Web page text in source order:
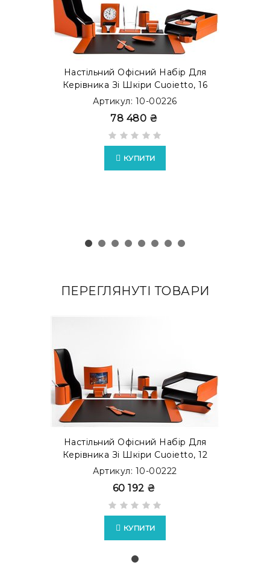
Настільний Офісний Набір Для
Керівника Зі Шкіри Cuoietto, 16
Предметів, Бювар, Помаранчевий/
Артикул: 10-00226
78 480 ₴
КУПИТИ
ПЕРЕГЛЯНУТІ ТОВАРИ
Настільний Офісний Набір Для
Керівника Зі Шкіри Cuoietto, 12
Предметів, Бювар, Помаранчевий/
Артикул: 10-00222
60 192 ₴
КУПИТИ